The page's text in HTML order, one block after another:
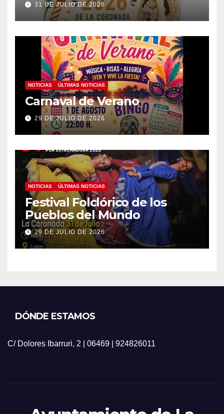
31 DE JULIO DE 2026
NOTICIAS ÚLTIMAS NOTICIAS
Carnaval de Verano
29 DE JULIO DE 2026
NOTICIAS ÚLTIMAS NOTICIAS
Festival Folclórico de los
Pueblos del Mundo
29 DE JULIO DE 2026
DÓNDE ESTAMOS
C/ Dolores Ibarruri, 2 | 06469 | 924826011